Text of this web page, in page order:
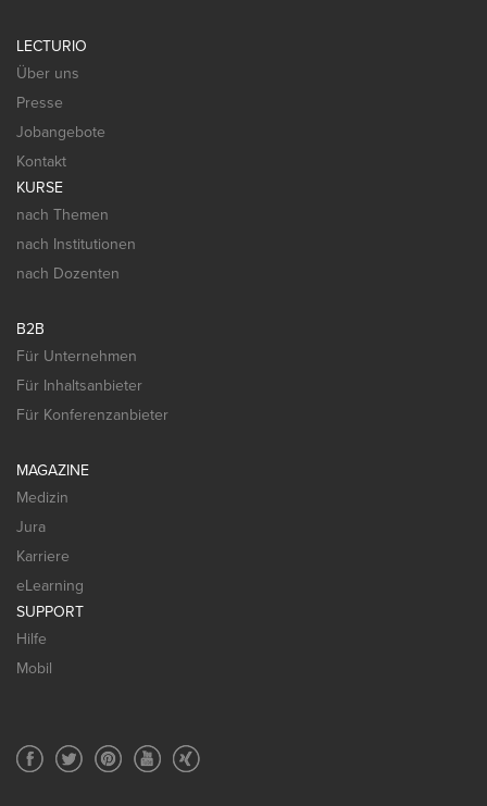
LECTURIO
Über uns
Presse
Jobangebote
Kontakt
KURSE
nach Themen
nach Institutionen
nach Dozenten
B2B
Für Unternehmen
Für Inhaltsanbieter
Für Konferenzanbieter
MAGAZINE
Medizin
Jura
Karriere
eLearning
SUPPORT
Hilfe
Mobil